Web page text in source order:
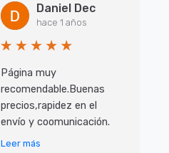
Daniel Dec
hace 1 años
Página muy
recomendable.Buenas
precios,rapidez en el
envío y coomunicación.
Leer más